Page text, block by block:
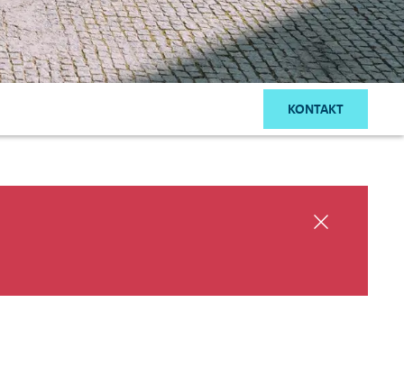
KONTAKT